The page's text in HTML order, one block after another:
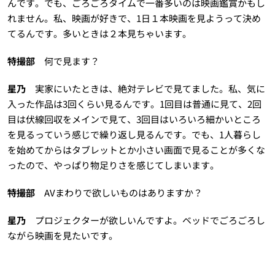
んです。でも、ごろごろタイムで一番多いのは映画鑑賞かもし
れません。私、映画が好きで、1日１本映画を見ようって決め
てるんです。多いときは２本見ちゃいます。
特撮部何で見ます？
星乃実家にいたときは、絶対テレビで見てました。私、気に
入った作品は3回くらい見るんです。1回目は普通に見て、2回
目は伏線回収をメインで見て、3回目はいろいろ細かいところ
を見るっていう感じで繰り返し見るんです。でも、1人暮らし
を始めてからはタブレットとか小さい画面で見ることが多くな
ったので、やっぱり物足りさを感じてしまいます。
特撮部AVまわりで欲しいものはありますか？
星乃プロジェクターが欲しいんですよ。ベッドでごろごろし
ながら映画を見たいです。